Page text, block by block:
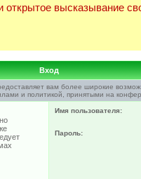
высказывание
Вход
вам более широкие
и политикой, принятыми на
Имя пользователя:
Пароль: